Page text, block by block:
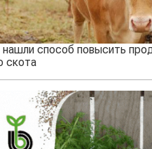
способ повысить
скота